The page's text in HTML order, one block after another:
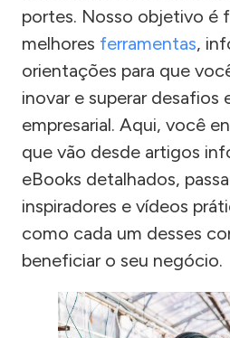
portes. Nosso objetivo é
melhores ferramentas,
orientações para que
inovar e superar desafios
empresarial. Aqui, você
que vão desde artigos
eBooks detalhados,
inspiradores e vídeos
como cada um desses
beneficiar o seu negócio.